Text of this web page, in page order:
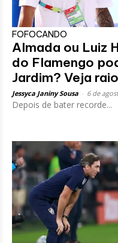
FOFOCANDO
Almada ou Luiz
do Flamengo
Jardim? Veja
Jessyca Janiny Sousa 6 de
Depois de bater recorde...